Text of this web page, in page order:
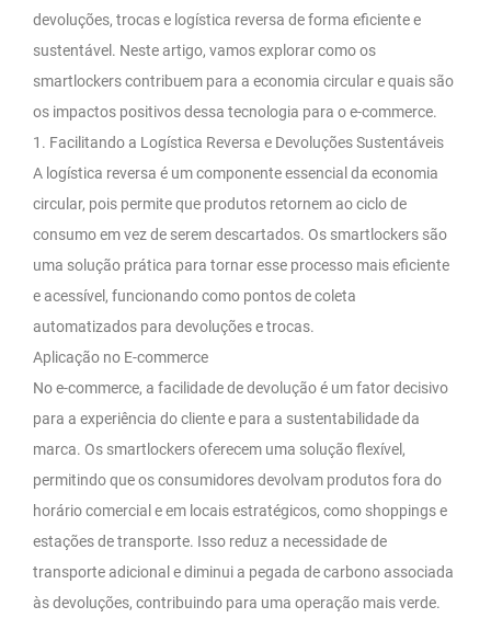
devoluções, trocas e logística reversa de forma eficiente e
sustentável. Neste artigo, vamos explorar como os
smartlockers contribuem para a economia circular e quais são
os impactos positivos dessa tecnologia para o e-commerce.
1. Facilitando a Logística Reversa e Devoluções Sustentáveis
A logística reversa é um componente essencial da economia
circular, pois permite que produtos retornem ao ciclo de
consumo em vez de serem descartados. Os smartlockers são
uma solução prática para tornar esse processo mais eficiente
e acessível, funcionando como pontos de coleta
automatizados para devoluções e trocas.
Aplicação no E-commerce
No e-commerce, a facilidade de devolução é um fator decisivo
para a experiência do cliente e para a sustentabilidade da
marca. Os smartlockers oferecem uma solução flexível,
permitindo que os consumidores devolvam produtos fora do
horário comercial e em locais estratégicos, como shoppings e
estações de transporte. Isso reduz a necessidade de
transporte adicional e diminui a pegada de carbono associada
às devoluções, contribuindo para uma operação mais verde.